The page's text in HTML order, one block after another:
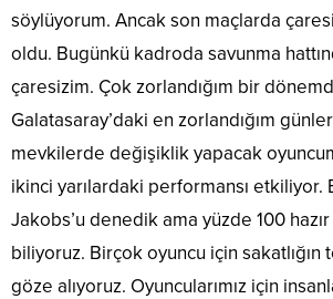
söylüyorum. Ancak son maçlarda
oldu. Bugünkü kadroda savunma
çaresizim. Çok zorlandığım bir
Galatasaray’daki en zorlandığım
mevkilerde değişiklik yapacak
ikinci yarılardaki performansı etkiliyor.
Jakobs’u denedik ama yüzde 100 hazır
biliyoruz. Birçok oyuncu için sakatlığın
göze alıyoruz. Oyuncularımız için